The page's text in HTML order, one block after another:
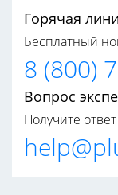
Горячая
Бесплатный
8 (800)
Вопрос
Получите